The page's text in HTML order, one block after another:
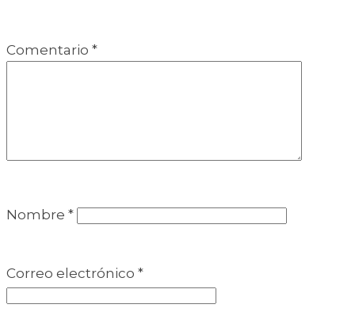
Comentario *
Nombre *
Correo electrónico *